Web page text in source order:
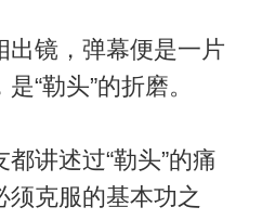
出镜，弹幕便是一片
“勒头”的折磨。
讲述过“勒头”的痛
须克服的基本功之